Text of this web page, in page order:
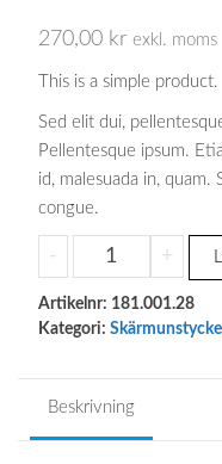
270,00 kr exkl. moms
This is a simple product.
Sed elit dui,
Pellentesque ipsum.
id, malesuada in, quam.
congue.
-
Diesel
skärmunstycke
200-
+
Artikelnr: 181.001.28
Kategori: Skärmunstycke
Beskrivning